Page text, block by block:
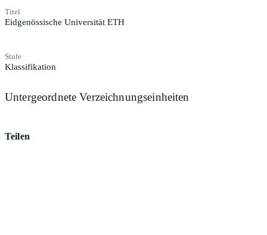
Titel
Eidgenössische Universität ETH
Stufe
Klassifikation
Untergeordnete Verzeichnungseinheiten
Teilen